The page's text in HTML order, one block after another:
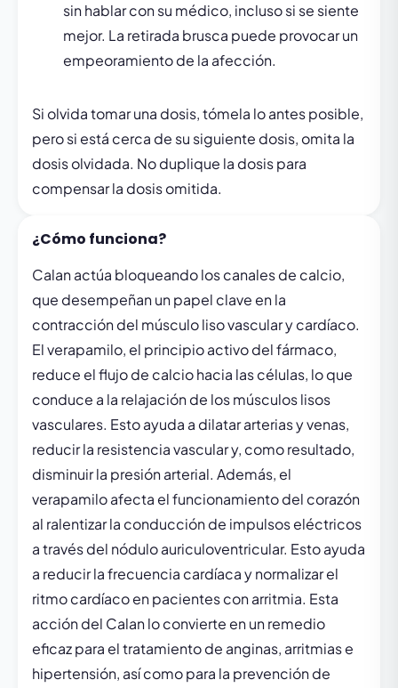
sin hablar con su médico, incluso si se siente
mejor. La retirada brusca puede provocar un
empeoramiento de la afección.
Si olvida tomar una dosis, tómela lo antes posible,
pero si está cerca de su siguiente dosis, omita la
dosis olvidada. No duplique la dosis para
compensar la dosis omitida.
¿Cómo funciona?
Calan actúa bloqueando los canales de calcio,
que desempeñan un papel clave en la
contracción del músculo liso vascular y cardíaco.
El verapamilo, el principio activo del fármaco,
reduce el flujo de calcio hacia las células, lo que
conduce a la relajación de los músculos lisos
vasculares. Esto ayuda a dilatar arterias y venas,
reducir la resistencia vascular y, como resultado,
disminuir la presión arterial. Además, el
verapamilo afecta el funcionamiento del corazón
al ralentizar la conducción de impulsos eléctricos
a través del nódulo auriculoventricular. Esto ayuda
a reducir la frecuencia cardíaca y normalizar el
ritmo cardíaco en pacientes con arritmia. Esta
acción del Calan lo convierte en un remedio
eficaz para el tratamiento de anginas, arritmias e
hipertensión, así como para la prevención de